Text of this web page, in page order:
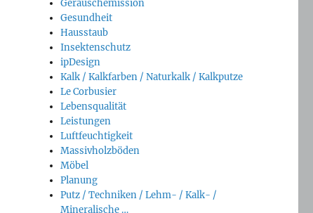
Geräuschemission
Gesundheit
Hausstaub
Insektenschutz
ipDesign
Kalk / Kalkfarben / Naturkalk / Kalkputze
Le Corbusier
Lebensqualität
Leistungen
Luftfeuchtigkeit
Massivholzböden
Möbel
Planung
Putz / Techniken / Lehm- / Kalk- /
Mineralische …